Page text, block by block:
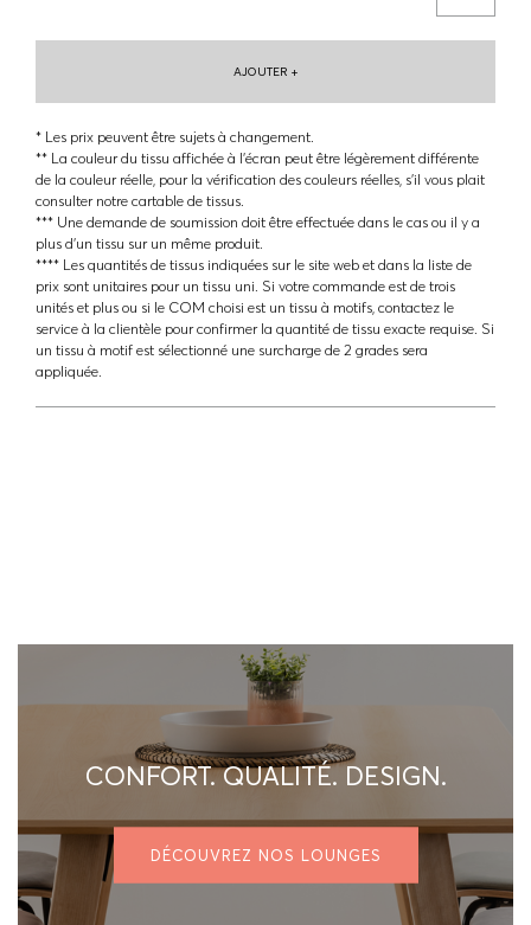
AJOUTER +
* Les prix peuvent être sujets à changement.
** La couleur du tissu affichée à l'écran peut être légèrement différente
de la couleur réelle, pour la vérification des couleurs réelles, s'il vous plait
consulter notre cartable de tissus.
*** Une demande de soumission doit être effectuée dans le cas ou il y a
plus d'un tissu sur un même produit.
**** Les quantités de tissus indiquées sur le site web et dans la liste de
prix sont unitaires pour un tissu uni. Si votre commande est de trois
unités et plus ou si le COM choisi est un tissu à motifs, contactez le
service à la clientèle pour confirmer la quantité de tissu exacte requise. Si
un tissu à motif est sélectionné une surcharge de 2 grades sera
appliquée.
CONFORT. QUALITÉ. DESIGN.
DÉCOUVREZ NOS LOUNGES